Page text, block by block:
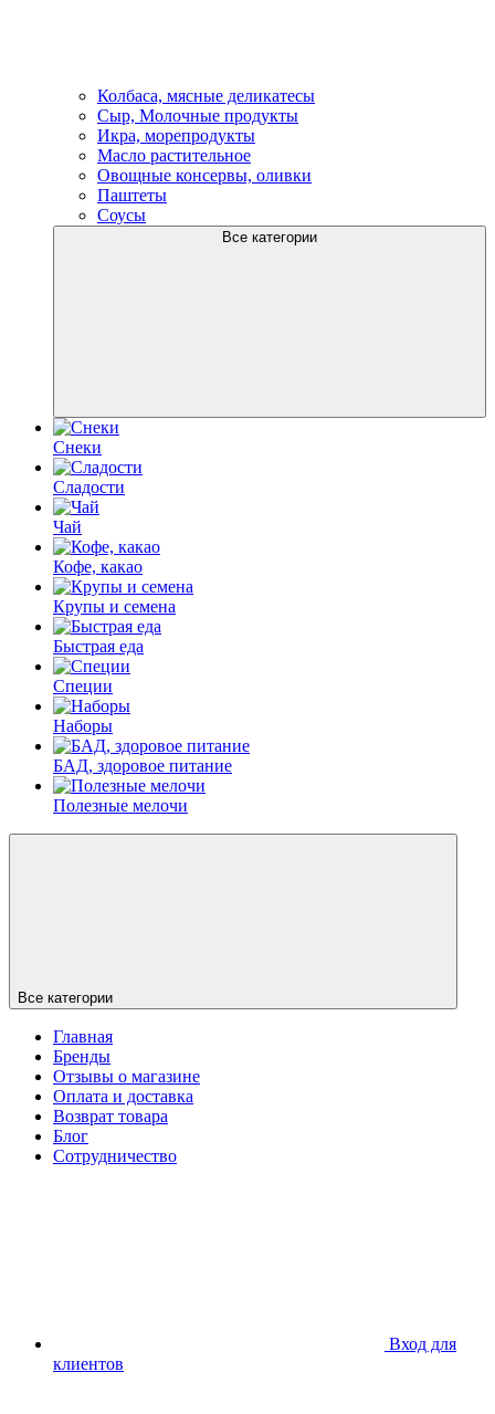
Колбаса, мясные деликатесы
Сыр, Молочные продукты
Икра, морепродукты
Масло растительное
Овощные консервы, оливки
Паштеты
Соусы
Все категории
Снеки
Сладости
Чай
Кофе, какао
Крупы и семена
Быстрая еда
Специи
Наборы
БАД, здоровое питание
Полезные мелочи
Все категории
Главная
Бренды
Отзывы о магазине
Оплата и доставка
Возврат товара
Блог
Сотрудничество
Вход для
клиентов